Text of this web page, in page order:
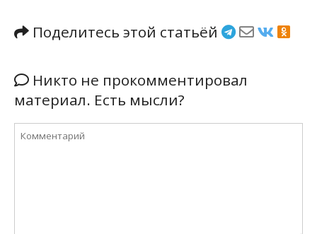
Поделитесь этой статьёй
Никто не прокомментировал
материал. Есть мысли?